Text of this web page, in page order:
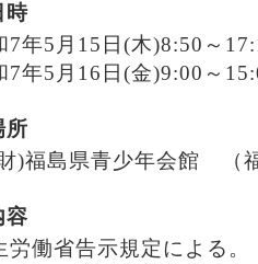
時
7年5月15日(木)8:50～
7年5月16日(金)9:00～
所
)福島県青少年会館 （
容
労働省告示規定による。